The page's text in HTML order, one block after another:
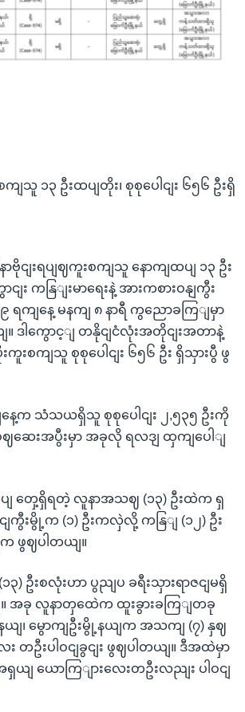
ျသူ ၁၃ ဦးထပျတိုး၊ စုစုပေါငျး ၆၅၆ ဦးရှိ
ာဗိုငျးရပျဈကူးစကျသူ နောကျထပျ ၁၃ ဦး
း ကနြျးမာရေးနဲ့ အားကစားဝနျကွီး
ရကျနေ့ မနကျ ၈ နာရီ ကွညောခကြျမှာ
။ ဒါကွောင့ျ တနိုငျငံလုံးအတိုငျးအတာနဲ့
ကူးစကျသူ စုစုပေါငျး ၆၅၆ ဦး ရှိသှားပွီ ဖွ
ေ့က သံသယရှိသူ စုစုပေါငျး ၂,၅၃၅ ဦးကို
စဈဆေးအပွီးမှာ အခုလို ရလဒျ ထှကျပေါျ
ပျ တှေ့ရှိရတဲ့ လူနာအသဈ (၁၃) ဦးထဲက ရှ
ငျကွီးမွို့က (၁) ဦးကလှဲလို့ ကနြျ (၁၂) ဦး
က ဖွဈပါတယျ။
) ဦးစလုံးဟာ ပွညျပ ခရီးသှားရာဇငျမရှိ
အခု လူနာတှထေဲက ထူးခွားခကြျတခု
ယျ၊ မွောကျဦးမွို့နယျက အသကျ (၇) နှဈ
တဦးပါဝငျခွငျး ဖွဈပါတယျ။ ဒီအထဲမှာ
ျ ယောကြျားလေးတဦးလညျး ပါဝငျ